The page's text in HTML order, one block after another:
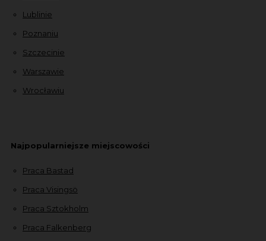
Lublinie
Poznaniu
Szczecinie
Warszawie
Wrocławiu
Najpopularniejsze miejscowości
Praca Bastad
Praca Visingsö
Praca Sztokholm
Praca Falkenberg